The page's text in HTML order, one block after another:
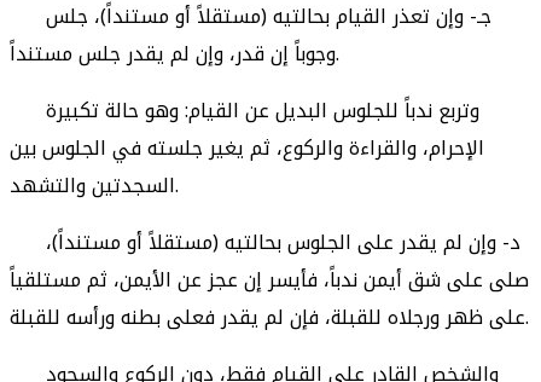
وجوباً إن قدر، وإن لم يقدر جلس مستنداً.
الإحرام، والقراءة والركوع، ثم يغير جلسته في الجلوس بين
السجدتين والتشهد.
صلى على شق أيمن ندباً، فأيسر إن عجز عن الأيمن، ثم مستلقياً
على ظهر ورجلاه للقبلة، فإن لم يقدر فعلى بطنه ورأسه للقبلة.